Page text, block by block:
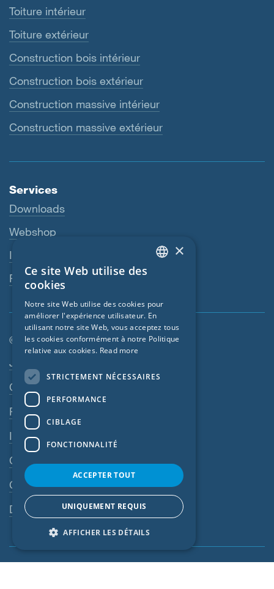
Toiture intérieur
Toiture extérieur
Construction bois intérieur
Construction bois extérieur
Construction massive intérieur
Construction massive extérieur
Services
Downloads
Webshop
Interlocuteur
Revendeurs
© SIGA 2026
Jobs
Contact
Règles de confidentialité
Impressum
CGV
CGA
Dispositif d’alerte
ENGLISH
FRENCH
CZECH
LATVIAN
NORWEGIAN
×
Ce site Web utilise des
cookies
Notre site Web utilise des cookies pour
améliorer l'expérience utilisateur. En
utilisant notre site Web, vous acceptez tous
les cookies conformément à notre Politique
relative aux cookies. Read more
STRICTEMENT NÉCESSAIRES
PERFORMANCE
CIBLAGE
FONCTIONNALITÉ
ACCEPTER TOUT
UNIQUEMENT REQUIS
AFFICHER LES DÉTAILS